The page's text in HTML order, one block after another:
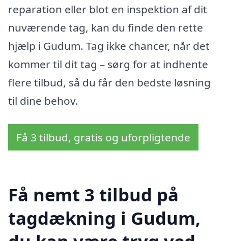
reparation eller blot en inspektion af dit
nuværende tag, kan du finde den rette
hjælp i Gudum. Tag ikke chancer, når det
kommer til dit tag – sørg for at indhente
flere tilbud, så du får den bedste løsning
til dine behov.
Få 3 tilbud, gratis og uforpligtende
Få nemt 3 tilbud på
tagdækning i Gudum,